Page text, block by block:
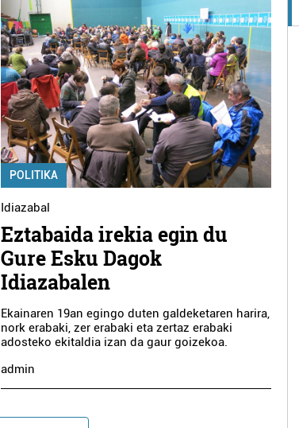
POLITIKA
Idiazabal
Eztabaida irekia egin du
Gure Esku Dagok
Idiazabalen
Ekainaren 19an egingo duten galdeketaren harira,
nork erabaki, zer erabaki eta zertaz erabaki
adosteko ekitaldia izan da gaur goizekoa.
admin